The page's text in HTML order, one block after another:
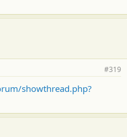
#319
showthread.php?